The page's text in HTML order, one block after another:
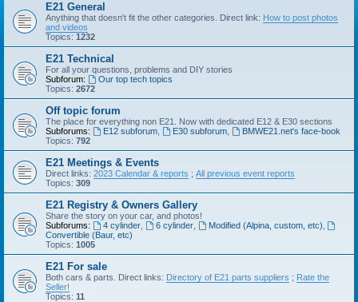
E21 General
Anything that doesn't fit the other categories. Direct link: How to post photos
and videos
Topics: 1232
E21 Technical
For all your questions, problems and DIY stories
Subforum:
Our top tech topics
Topics: 2672
Off topic forum
The place for everything non E21. Now with dedicated E12 & E30 sections
Subforums:
E12 subforum, E30 subforum,
BMWE21.net's face-book
Topics: 792
E21 Meetings & Events
Direct links: 2023 Calendar & reports ; All previous event reports
Topics: 309
E21 Registry & Owners Gallery
Share the story on your car, and photos!
Subforums:
4 cylinder, 6 cylinder, Modified (Alpina, custom, etc)
Convertible (Baur, etc)
Topics: 1005
E21 For sale
Both cars & parts. Direct links: Directory of E21 parts suppliers ; Rate the
Seller!
Topics: 11